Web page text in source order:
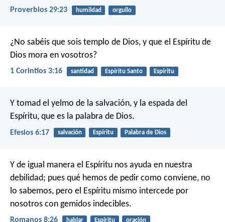
Proverbios 29:23 humildad orgullo
¿No sabéis que sois templo de Dios, y que el Espíritu de
Dios mora en vosotros?
1 Corintios 3:16 santidad Espíritu Santo Espíritu
Y tomad el yelmo de la salvación, y la espada del
Espíritu, que es la palabra de Dios.
Efesios 6:17 salvación Espíritu Palabra de Dios
Y de igual manera el Espíritu nos ayuda en nuestra
debilidad; pues qué hemos de pedir como conviene, no
lo sabemos, pero el Espíritu mismo intercede por
nosotros con gemidos indecibles.
Romanos 8:26 hablar Espíritu oración